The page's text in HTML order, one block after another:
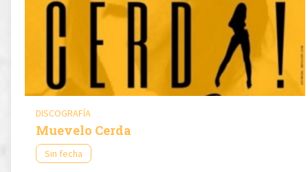
DISCOGRAFÍA
Muevelo Cerda
Sin fecha